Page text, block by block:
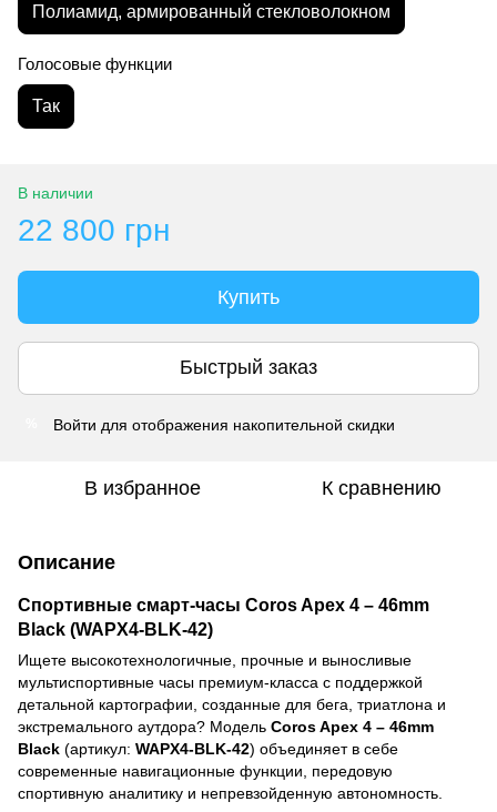
Полиамид, армированный стекловолокном
Голосовые функции
Так
В наличии
22 800 грн
Купить
Быстрый заказ
Войти для отображения накопительной скидки
В избранное К сравнению
Описание
Спортивные смарт-часы Coros Apex 4 – 46mm
Black (WAPX4-BLK-42)
Ищете высокотехнологичные, прочные и выносливые
мультиспортивные часы премиум-класса с поддержкой
детальной картографии, созданные для бега, триатлона и
экстремального аутдора? Модель Coros Apex 4 – 46mm
Black (артикул: WAPX4-BLK-42) объединяет в себе
современные навигационные функции, передовую
спортивную аналитику и непревзойденную автономность.